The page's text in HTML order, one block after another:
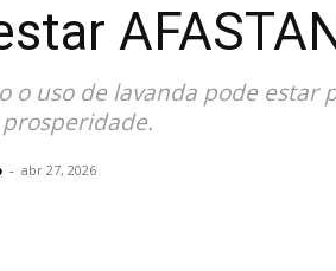
o uso de lavanda pode
- abr 27, 2026